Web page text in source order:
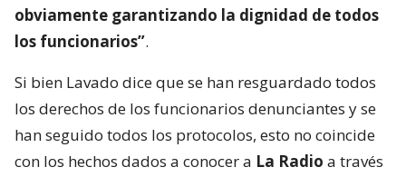
obviamente garantizando la dignidad de todos
los funcionarios”.
Si bien Lavado dice que se han resguardado todos
los derechos de los funcionarios denunciantes y se
han seguido todos los protocolos, esto no coincide
con los hechos dados a conocer a La Radio a través